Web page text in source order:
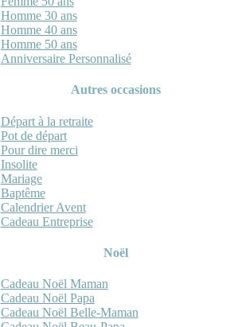
Homme 30 ans
Homme 40 ans
Homme 50 ans
Anniversaire Personnalisé
Autres occasions
Départ à la retraite
Pot de départ
Pour dire merci
Insolite
Mariage
Baptême
Calendrier Avent
Cadeau Entreprise
Noël
Cadeau Noël Maman
Cadeau Noël Papa
Cadeau Noël Belle-Maman